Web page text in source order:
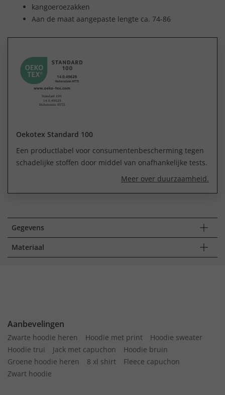
kangoeroezakken
Aan de maat aangepaste lengte ca. 74-86
Oekotex Standard 100
Een productlabel voor consumentenbescherming tegen
schadelijke stoffen door middel van onafhankelijke tests.
Meer over duurzaamheid.
Gegevens
Materiaal
Aanbevelingen
Zwarte hoodie heren Hoodie met print
Hoodie sweater
Hoodie trui
Jack met capuchon
Hoodie bruin
Groene hoodie heren
8 xl shirt
Fleece capuchon
Zwart hoodie